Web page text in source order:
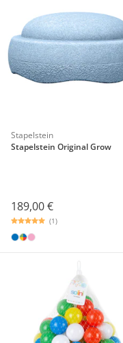
Stapelstein
Stapelstein Original Grow
189,00 €
(1)